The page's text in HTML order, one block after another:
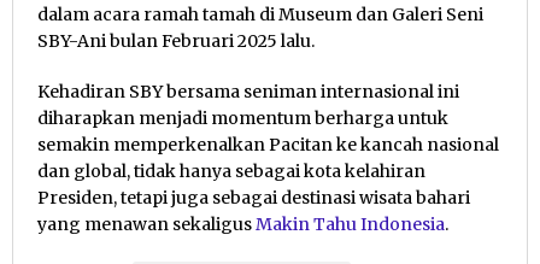
dalam acara ramah tamah di Museum dan Galeri Seni
SBY-Ani bulan Februari 2025 lalu.
Kehadiran SBY bersama seniman internasional ini
diharapkan menjadi momentum berharga untuk
semakin memperkenalkan Pacitan ke kancah nasional
dan global, tidak hanya sebagai kota kelahiran
Presiden, tetapi juga sebagai destinasi wisata bahari
yang menawan sekaligusMakin Tahu Indonesia.